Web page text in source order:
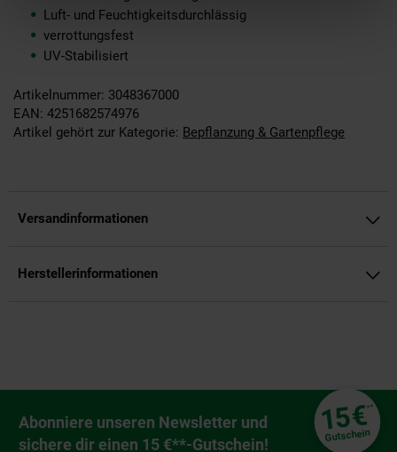
Luft- und Feuchtigkeitsdurchlässig
verrottungsfest
UV-Stabilisiert
Artikelnummer: 3048367000
EAN: 4251682574976
Artikel gehört zur Kategorie: Bepflanzung & Gartenpflege
Versandinformationen
Herstellerinformationen
Newsletter Anmeldung
Abonniere unseren Newsletter und
sichere dir einen 15 €**-Gutschein!
15€**
Gutschein